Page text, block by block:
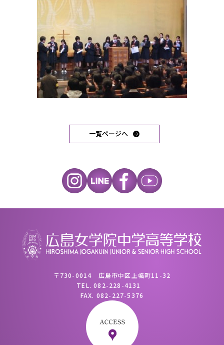
一覧ページへ
〒730-0014 広島市中区上幟町11-32
TEL.082-228-4131
FAX. 082-227-5376